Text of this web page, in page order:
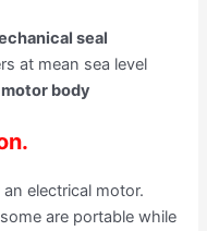
seal
at mean sea level
motor body
electrical motor.
are portable while